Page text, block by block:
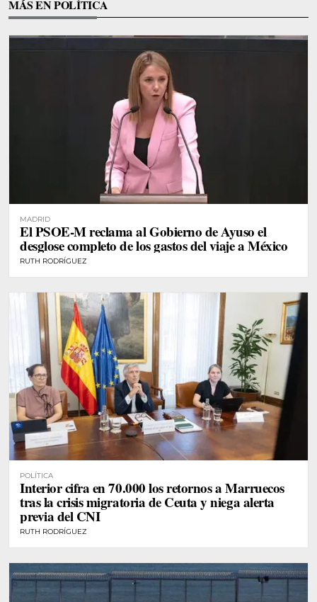
MÁS EN POLÍTICA
MADRID
El PSOE-M reclama al Gobierno de Ayuso el
desglose completo de los gastos del viaje a México
RUTH RODRÍGUEZ
POLÍTICA
Interior cifra en 70.000 los retornos a Marruecos
tras la crisis migratoria de Ceuta y niega alerta
previa del CNI
RUTH RODRÍGUEZ